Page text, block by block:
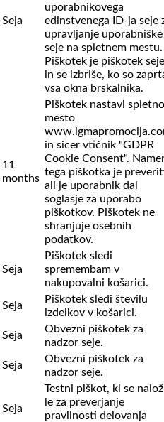
Seja
uporabnikovega
edinstvenega ID-ja seje
upravljanje uporabniške
seje na spletnem mestu.
Piškotek je piškotek seje
in se izbriše, ko so
vsa okna brskalnika.
11
months
Piškotek nastavi spletno
mesto
in sicer vtičnik "GDPR
Cookie Consent".
tega piškotka je
ali je uporabnik dal
soglasje za uporabo
piškotkov. Piškotek ne
shranjuje osebnih
podatkov.
Seja
Piškotek sledi
spremembam v
nakupovalni košarici.
Seja
Piškotek sledi številu
izdelkov v košarici.
Seja
Obvezni piškotek za
nadzor seje.
Seja
Obvezni piškotek za
nadzor seje.
Seja
Testni piškot, ki se
le za preverjanje
pravilnosti delovanja